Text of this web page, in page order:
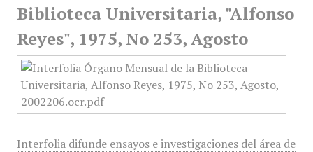
Biblioteca Universitaria, "Alfonso
Reyes", 1975, No 253, Agosto
Interfolia difunde ensayos e investigaciones del área de